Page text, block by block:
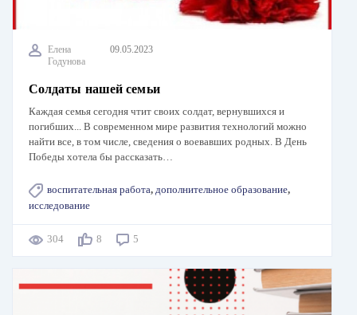
Елена
Годунова
09.05.2023
Солдаты нашей семьи
Каждая семья сегодня чтит своих солдат, вернувшихся и
погибших... В современном мире развития технологий можно
найти все, в том числе, сведения о воевавших родных. В День
Победы хотела бы рассказать…
воспитательная работа, дополнительное образование,
исследование
304 8 5